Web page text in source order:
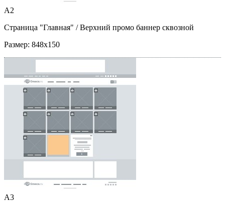
A2
Страница "Главная" / Верхний промо баннер сквозной
Размер: 848x150
A3